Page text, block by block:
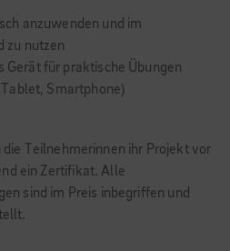
anzuwenden und im
zu nutzen
Gerät für praktische Übungen
Smartphone)
Teilnehmerinnen ihr Projekt vor
ein Zertifikat. Alle
sind im Preis inbegriffen und